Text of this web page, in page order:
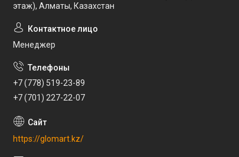
этаж), Алматы, Казахстан
Менеджер
+7 (778) 519-23-89
+7 (701) 227-22-07
https://glomart.kz/